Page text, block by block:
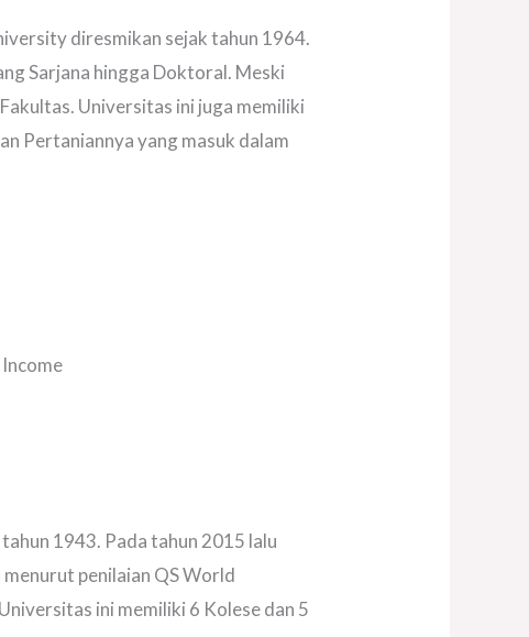
diresmikan sejak tahun 1964.
Sarjana hingga Doktoral. Meski
Universitas ini juga memiliki
Pertaniannya yang masuk dalam
1943. Pada tahun 2015 lalu
penilaian QS World
ini memiliki 6 Kolese dan 5